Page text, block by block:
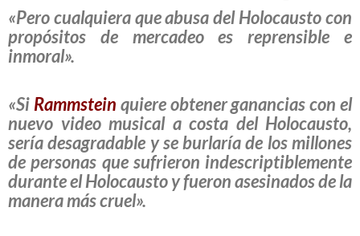
«Pero cualquiera que abusa del Holocausto con
propósitos de mercadeo es reprensible e
inmoral».
«Si Rammstein quiere obtener ganancias con el
nuevo video musical a costa del Holocausto,
sería desagradable y se burlaría de los millones
de personas que sufrieron indescriptiblemente
durante el Holocausto y fueron asesinados de la
manera más cruel».